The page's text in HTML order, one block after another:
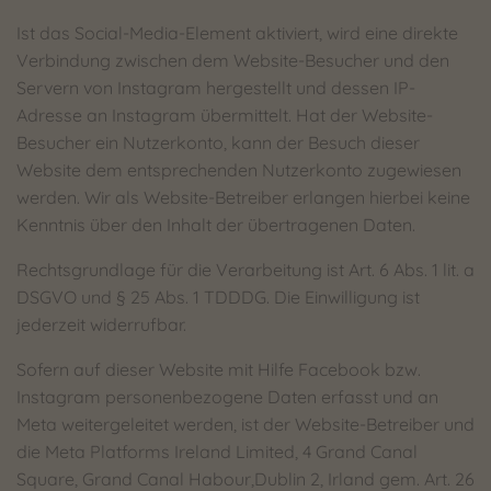
Ist das Social-Media-Element aktiviert, wird eine direkte
Verbindung zwischen dem Website-Besucher und den
Servern von Instagram hergestellt und dessen IP-
Adresse an Instagram übermittelt. Hat der Website-
Besucher ein Nutzerkonto, kann der Besuch dieser
Website dem entsprechenden Nutzerkonto zugewiesen
werden. Wir als Website-Betreiber erlangen hierbei keine
Kenntnis über den Inhalt der übertragenen Daten.
Rechtsgrundlage für die Verarbeitung ist Art. 6 Abs. 1 lit. a
DSGVO und § 25 Abs. 1 TDDDG. Die Einwilligung ist
jederzeit widerrufbar.
Sofern auf dieser Website mit Hilfe Facebook bzw.
Instagram personenbezogene Daten erfasst und an
Meta weitergeleitet werden, ist der Website-Betreiber und
die Meta Platforms Ireland Limited, 4 Grand Canal
Square, Grand Canal Habour,Dublin 2, Irland gem. Art. 26